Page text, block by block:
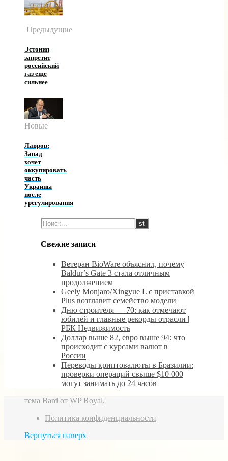
Предыдущие
Эстония
запретит
российский
газ еще
сильнее
Новые
Лавров:
Запад
хочет
оккупировать
часть
Украины
после
урегулирования
Свежие записи
Ветеран BioWare объяснил, почему
Baldur’s Gate 3 стала отличным
продолжением
Geely Monjaro/Xingyue L с приставкой
Plus возглавит семейство модели
Дню строителя — 70: как отмечают
юбилей и главные рекорды отрасли |
РБК Недвижимость
Доллар выше 82, евро выше 94: что
происходит с курсами валют в
России
Переводы криптовалюты в Бразилии:
проверки операций свыше $10 000
могут занимать до 24 часов
тема Bard от WP Royal.
Политика конфиденциальности
Вернуться наверх